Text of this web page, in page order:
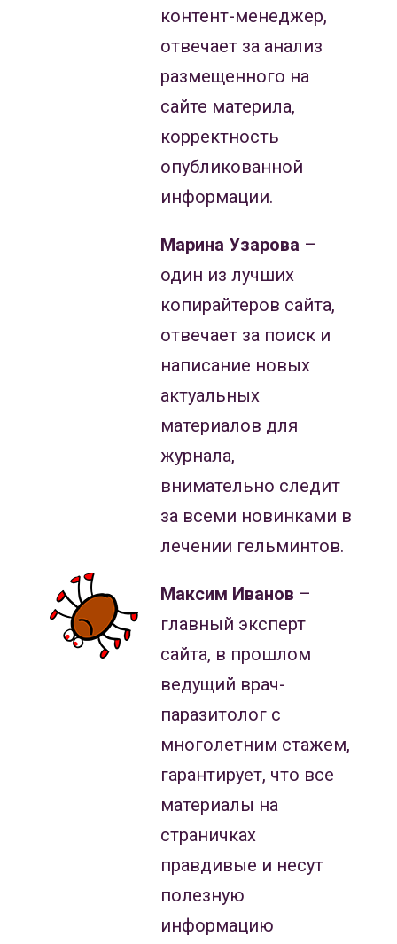
контент-менеджер,
отвечает за анализ
размещенного на
сайте материла,
корректность
опубликованной
информации.
Марина Узарова –
один из лучших
копирайтеров сайта,
отвечает за поиск и
написание новых
актуальных
материалов для
журнала,
внимательно следит
за всеми новинками в
лечении гельминтов.
Максим Иванов –
главный эксперт
сайта, в прошлом
ведущий врач-
паразитолог с
многолетним стажем,
гарантирует, что все
материалы на
страничках
правдивые и несут
полезную
информацию